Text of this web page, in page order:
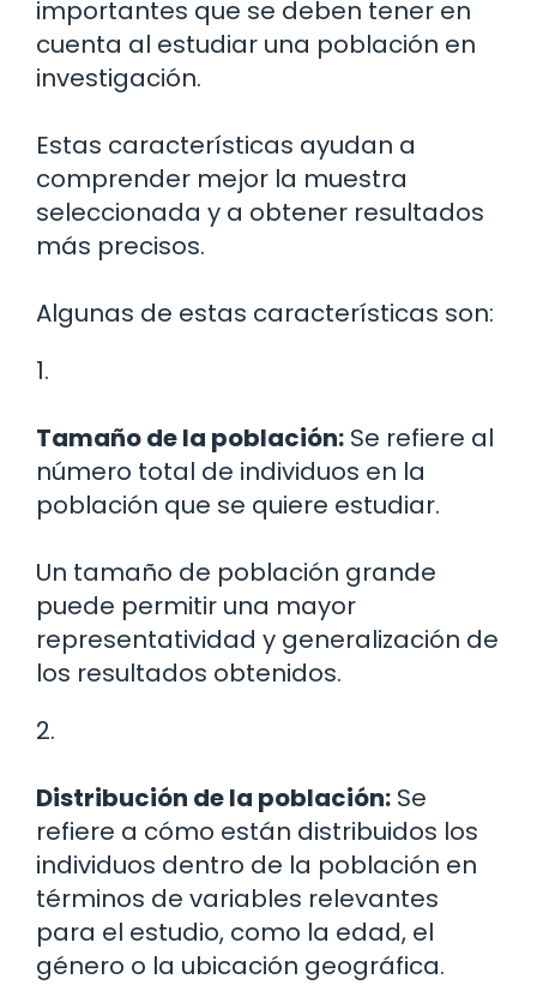
importantes que se deben tener en
cuenta al estudiar una población en
investigación.
Estas características ayudan a
comprender mejor la muestra
seleccionada y a obtener resultados
más precisos.
Algunas de estas características son:
1.
Tamaño de la población: Se refiere al
número total de individuos en la
población que se quiere estudiar.
Un tamaño de población grande
puede permitir una mayor
representatividad y generalización de
los resultados obtenidos.
2.
Distribución de la población: Se
refiere a cómo están distribuidos los
individuos dentro de la población en
términos de variables relevantes
para el estudio, como la edad, el
género o la ubicación geográfica.